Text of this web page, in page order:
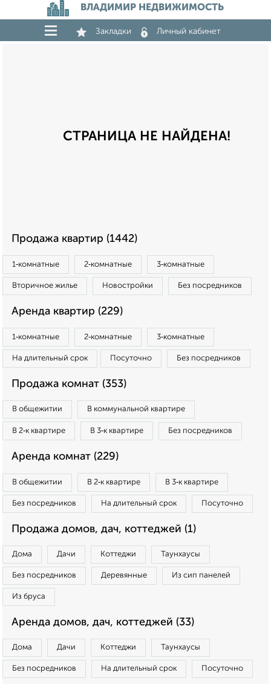
ВЛАДИМИР НЕДВИЖИМОСТЬ
Закладки Личный кабинет
СТРАНИЦА НЕ НАЙДЕНА!
Продажа квартир (1442)
1‑комнатные 2‑комнатные 3‑комнатные
Вторичное жилье Новостройки Без посредников
Аренда квартир (229)
1‑комнатные 2‑комнатные 3‑комнатные
На длительный срок Посуточно Без посредников
Продажа комнат (353)
В общежитии В коммунальной квартире
В 2‑к квартире В 3‑к квартире Без посредников
Аренда комнат (229)
В общежитии В 2‑к квартире В 3‑к квартире
Без посредников На длительный срок Посуточно
Продажа домов, дач, коттеджей (1)
Дома Дачи Коттеджи Таунхаусы
Без посредников Деревянные Из сип панелей
Из бруса
Аренда домов, дач, коттеджей (33)
Дома Дачи Коттеджи Таунхаусы
Без посредников На длительный срок Посуточно